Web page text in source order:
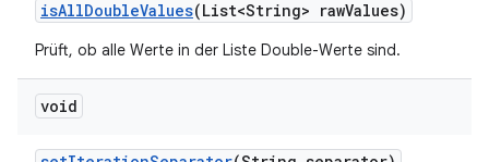
isAllDoubleValues(List<String> rawValues)
Prüft, ob alle Werte in der Liste Double-Werte sind.
void